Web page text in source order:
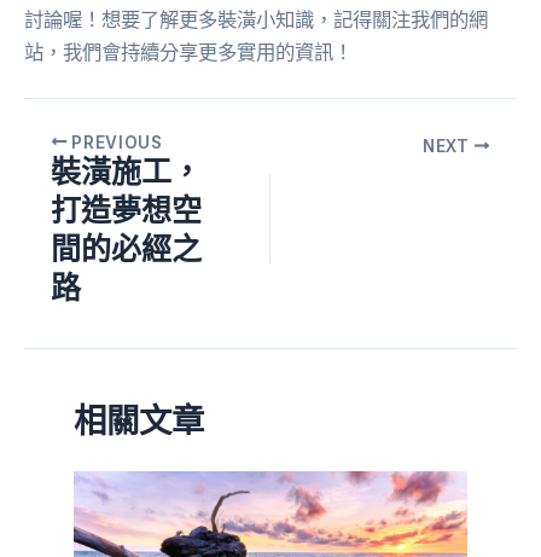
討論喔！想要了解更多裝潢小知識，記得關注我們的網
站，我們會持續分享更多實用的資訊！
PREVIOUS
裝潢施工，
打造夢想空
間的必經之
路
NEXT
相關文章